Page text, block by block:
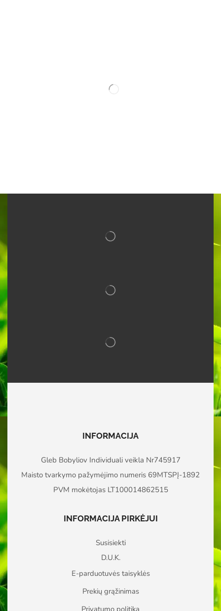
INFORMACIJA
Gleb Bobyliov Individuali veikla Nr745917
Maisto tvarkymo pažymėjimo numeris 69MTSPĮ-1892
PVM mokėtojas LT100014862515
INFORMACIJA PIRKĖJUI
Susisiekti
D.U.K.
E-parduotuvės taisyklės
Prekių grąžinimas
Privatumo politika